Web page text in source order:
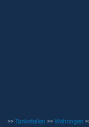
>> Tankstellen >> Wehringen